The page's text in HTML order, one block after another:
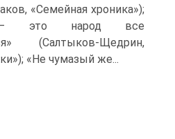
«Семейная хроника»);
— это народ все
(Салтыков-Щедрин,
«Не чумазый же...